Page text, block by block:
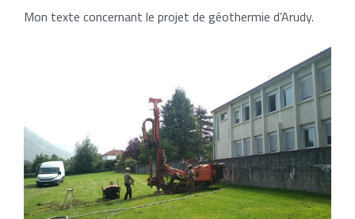
Mon texte concernant le projet de géothermie d’Arudy.